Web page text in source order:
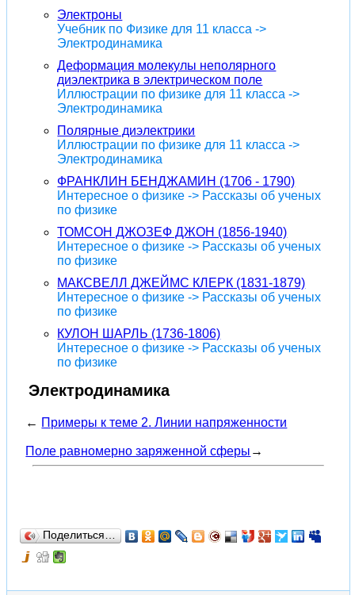
Электроны
Учебник по Физике для 11 класса ->
Электродинамика
Деформация молекулы неполярного
диэлектрика в электрическом поле
Иллюстрации по физике для 11 класса ->
Электродинамика
Полярные диэлектрики
Иллюстрации по физике для 11 класса ->
Электродинамика
ФРАНКЛИН БЕНДЖАМИН (1706 - 1790)
Интересное о физике -> Рассказы об ученых
по физике
ТОМСОН ДЖОЗЕФ ДЖОН (1856-1940)
Интересное о физике -> Рассказы об ученых
по физике
МАКСВЕЛЛ ДЖЕЙМС КЛЕРК (1831-1879)
Интересное о физике -> Рассказы об ученых
по физике
КУЛОН ШАРЛЬ (1736-1806)
Интересное о физике -> Рассказы об ученых
по физике
Электродинамика
← Примеры к теме 2. Линии напряженности
Поле равномерно заряженной сферы →
Поделиться…